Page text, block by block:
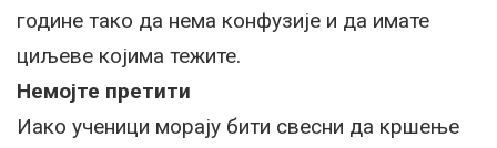
године тако да нема конфузије и да имате
циљеве којима тежите.
Немојте претити
Иако ученици морају бити свесни да кршење